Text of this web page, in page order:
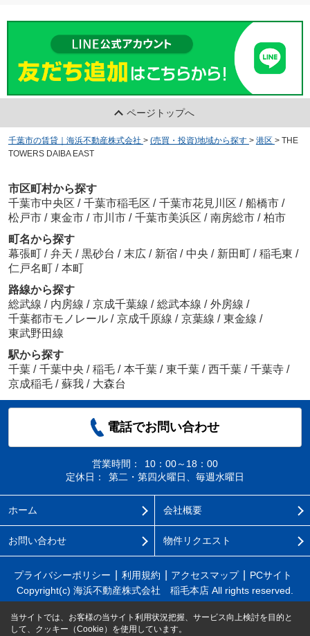
ページトップへ
千葉市の賃貸｜海浜不動産株式会社 > (売買・投資)地域から探す > 港区 > THE
TOWERS DAIBA EAST
市区町村から探す
千葉市中央区 / 千葉市稲毛区 / 千葉市花見川区 / 船橋市 /
松戸市 / 東金市 / 市川市 / 千葉市美浜区 / 南房総市 / 柏市
町名から探す
幕張町 / 弁天 / 黒砂台 / 末広 / 新宿 / 中央 / 新田町 / 稲毛東 /
仁戸名町 / 本町
路線から探す
総武線 / 内房線 / 京成千葉線 / 総武本線 / 外房線 /
千葉都市モノレール / 京成千原線 / 京葉線 / 東金線 /
東武野田線
駅から探す
千葉 / 千葉中央 / 稲毛 / 本千葉 / 東千葉 / 西千葉 / 千葉寺 /
京成稲毛 / 蘇我 / 大森台
電話でお問い合わせ
営業時間：
10：00～18：00
定休日：
第二・第四火曜日、毎週水曜日
ホーム 会社概要
お問い合わせ 物件リクエスト
プライバシーポリシー 利用規約 アクセスマップ
PCサイト
Copyright(c) 海浜不動産株式会社 稲毛本店 All rights reserved.
当サイトでは、お客様の当サイト利用状況把握、サービス向上検討を目的と
して、クッキー（Cookie）を使用しています。